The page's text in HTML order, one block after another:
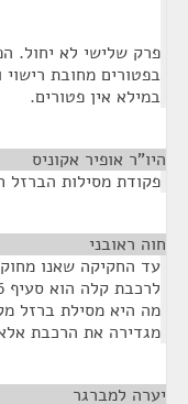
פרק שלישי לא יחול.
בפטורים מחובת רישוי
במילא אין פטורים.
היו"ר אופיר אקוניס
פקודת מסילות
חוה ראובני
עד החקיקה שאנו
מה היא מסילת ברזל
מגדירה את הרכבת
יערה למברגר